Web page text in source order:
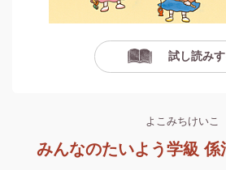
試し読み
よこみちけいこ
みんなのたいよう学級 係